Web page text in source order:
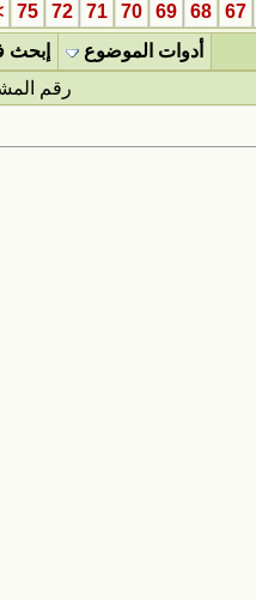
67
68
69
70
71
72
75
أدوات الموضوع
إبحث
رقم